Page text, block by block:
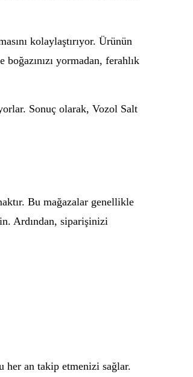
kolaylaştırıyor. Ürünün
boğazınızı yormadan, ferahlık
Sonuç olarak, Vozol Salt
Bu mağazalar genellikle
Ardından, siparişinizi
her an takip etmenizi sağlar.